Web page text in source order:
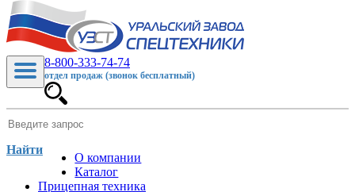
8-800-333-74-74
отдел продаж (звонок бесплатный)
Найти
О компании
Каталог
Прицепная техника